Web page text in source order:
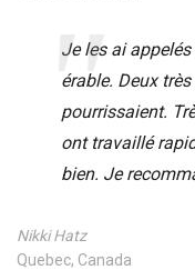
Je les ai
érable. Deux
pourrissaient.
ont travaillé
bien. Je
Nikki Hatz
Quebec, Canada